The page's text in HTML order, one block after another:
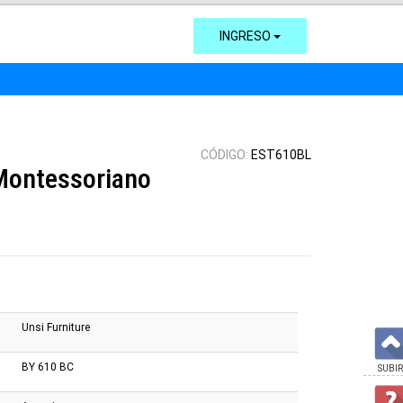
INGRESO
CÓDIGO: EST610BL
Unsi Furniture
BY 610 BC SUBIR